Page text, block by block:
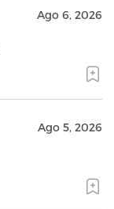
Ago 6, 2026
Ago 5, 2026